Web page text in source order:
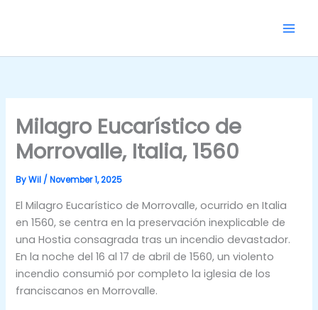
Milagro Eucarístico de
Morrovalle, Italia, 1560
ByWil /November 1, 2025
El Milagro Eucarístico de Morrovalle, ocurrido en Italia
en 1560, se centra en la preservación inexplicable de
una Hostia consagrada tras un incendio devastador.
En la noche del 16 al 17 de abril de 1560, un violento
incendio consumió por completo la iglesia de los
franciscanos en Morrovalle.